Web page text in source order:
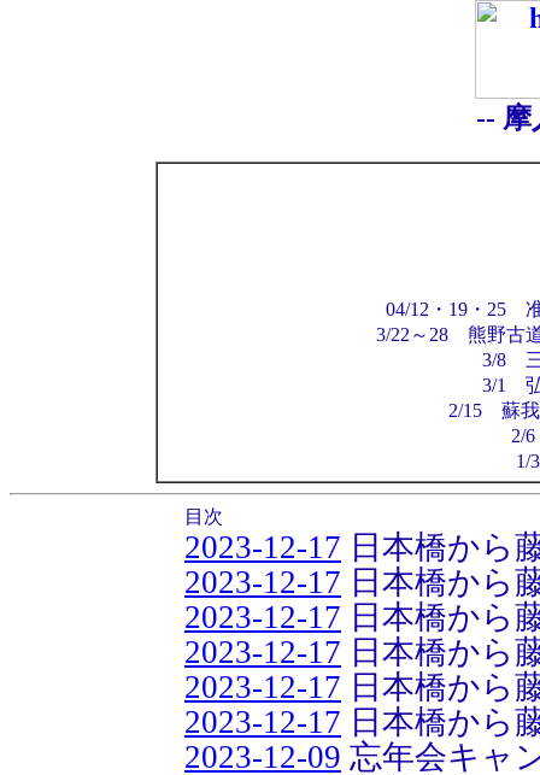
--
04/12・19・25
3/22～28 熊野古
3/8
3/1
2/15 蘇
2/
1/
目次
2023-12-17 日本橋から
2023-12-17 日本橋から
2023-12-17 日本橋から
2023-12-17 日本橋から
2023-12-17 日本橋から
2023-12-17 日本橋から
2023-12-09 忘年会キャ